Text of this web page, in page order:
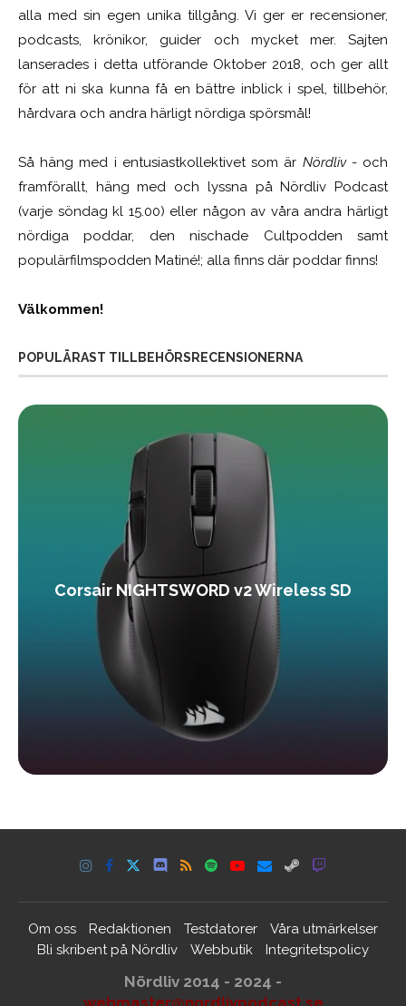
alla med sin egen unika tillgång. Vi ger er recensioner,
podcasts, krönikor, guider och mycket mer. Sajten
lanserades i detta utförande Oktober 2018, och ger allt
för att ni ska kunna få en bättre inblick i spel, tillbehör,
hårdvara och andra härligt nördiga spörsmål!
Så häng med i entusiastkollektivet som är Nördliv- och
framförallt, häng med och lyssna på Nördliv Podcast
(varje söndag kl 15.00) eller någon av våra andra härligt
nördiga poddar, den nischade Cultpodden samt
populärfilmspodden Matiné!; alla finns där poddar finns!
Välkommen!
POPULÄRAST TILLBEHÖRSRECENSIONERNA
Corsair NIGHTSWORD v2 Wireless SD
Om oss Redaktionen Testdatorer
Våra utmärkelser
Bli skribent på Nördliv
Webbutik Integritetspolicy
Nördliv 2014 - 2024 -
webmaster@nordlivpodcast.se